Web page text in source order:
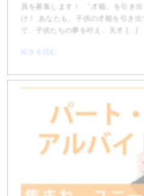
員を募集します！ 「才能」を引き
け！ あなたも、子供の才能を引き
で、子供たちの夢を叶え、天才 […]